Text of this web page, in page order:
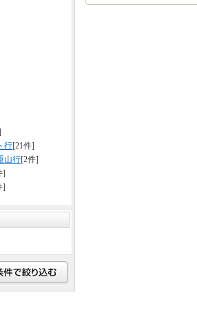
行[21件]
山行[2件]
]
]